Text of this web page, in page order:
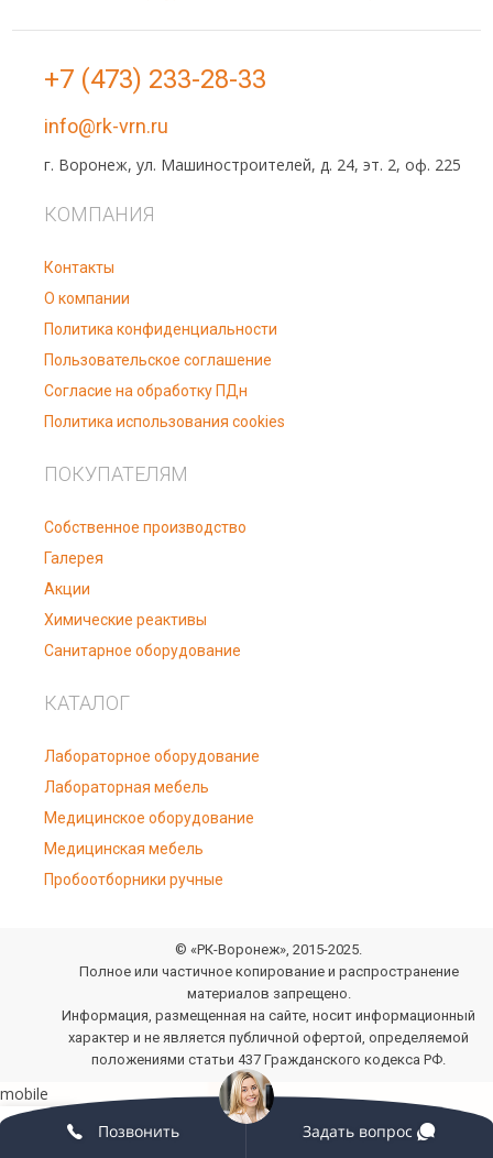
+7 (473) 233-28-33
info@rk-vrn.ru
г. Воронеж, ул. Машиностроителей, д. 24, эт. 2, оф. 225
КОМПАНИЯ
Контакты
О компании
Политика конфиденциальности
Пользовательское соглашение
Согласие на обработку ПДн
Политика использования cookies
ПОКУПАТЕЛЯМ
Собственное производство
Галерея
Акции
Химические реактивы
Санитарное оборудование
КАТАЛОГ
Лабораторное оборудование
Лабораторная мебель
Медицинское оборудование
Медицинская мебель
Пробоотборники ручные
© «РК-Воронеж», 2015-2025.
Полное или частичное копирование и распространение
материалов запрещено.
Информация, размещенная на сайте, носит информационный
характер и не является публичной офертой, определяемой
положениями статьи 437 Гражданского кодекса РФ.
Позвонить Задать вопрос